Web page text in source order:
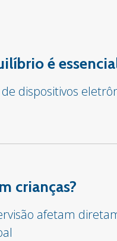
é
dispositivos
crianças?
afetam